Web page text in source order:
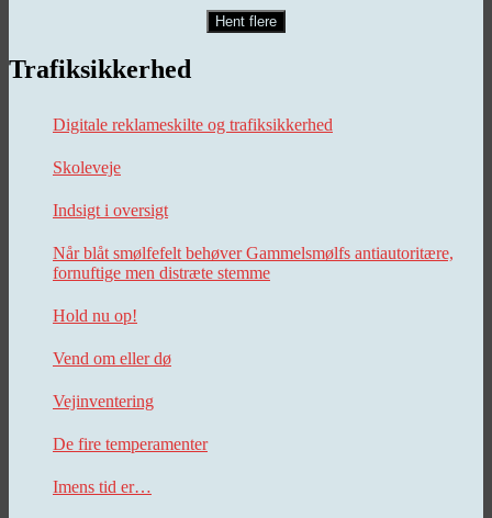
Hent flere
Trafiksikkerhed
Digitale reklameskilte og trafiksikkerhed
Skoleveje
Indsigt i oversigt
Når blåt smølfefelt behøver Gammelsmølfs antiautoritære,
fornuftige men distræte stemme
Hold nu op!
Vend om eller dø
Vejinventering
De fire temperamenter
Imens tid er…